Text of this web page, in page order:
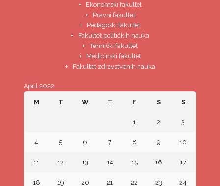
Ekonomski fakultet
Pravni fakultet
Pedagoški fakultet
Fakultet političkih nauka
Tehnički fakultet
Medicinski fakultet
Fakultet zdravstvenih nauka
April 2022
M T W T F S S
1 2 3
4 5 6 7 8 9 10
11 12 13 14 15 16 17
18 19 20 21 22 23 24